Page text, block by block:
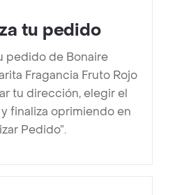
tu pedido
pedido de Bonaire
Fragancia Fruto Rojo
tu dirección, elegir el
finaliza oprimiendo en
Pedido”.